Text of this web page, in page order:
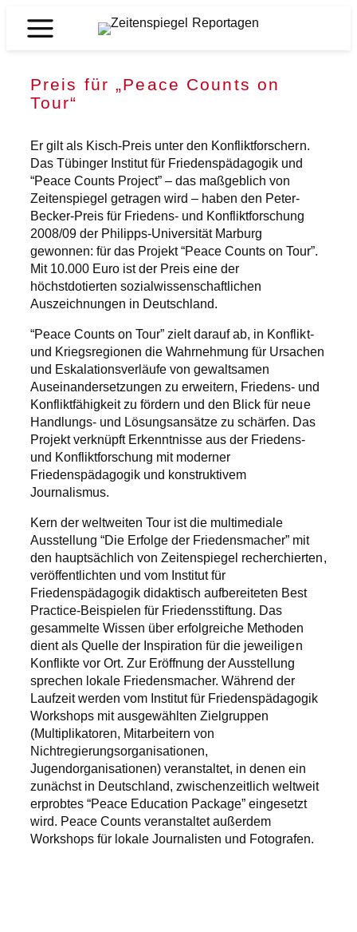
Inhalt
Zeitenspiegel
Preis für „Peace Counts on
Tour“
Er gilt als Kisch-Preis unter den Konfliktforschern.
Das Tübinger Institut für Friedenspädagogik und
“Peace Counts Project” – das maßgeblich von
Zeitenspiegel getragen wird – haben den Peter-
Becker-Preis für Friedens- und Konfliktforschung
2008/09 der Philipps-Universität Marburg
gewonnen: für das Projekt “Peace Counts on Tour”.
Mit 10.000 Euro ist der Preis eine der
höchstdotierten sozialwissenschaftlichen
Auszeichnungen in Deutschland.
“Peace Counts on Tour” zielt darauf ab, in Konflikt-
und Kriegsregionen die Wahrnehmung für Ursachen
und Eskalationsverläufe von gewaltsamen
Auseinandersetzungen zu erweitern, Friedens- und
Konfliktfähigkeit zu fördern und den Blick für neue
Handlungs- und Lösungsansätze zu schärfen. Das
Projekt verknüpft Erkenntnisse aus der Friedens-
und Konfliktforschung mit moderner
Friedenspädagogik und konstruktivem
Journalismus.
Kern der weltweiten Tour ist die multimediale
Ausstellung “Die Erfolge der Friedensmacher” mit
den hauptsächlich von Zeitenspiegel recherchierten,
veröffentlichten und vom Institut für
Friedenspädagogik didaktisch aufbereiteten Best
Practice-Beispielen für Friedensstiftung. Das
gesammelte Wissen über erfolgreiche Methoden
dient als Quelle der Inspiration für die jeweiligen
Konflikte vor Ort. Zur Eröffnung der Ausstellung
sprechen lokale Friedensmacher. Während der
Laufzeit werden vom Institut für Friedenspädagogik
Workshops mit ausgewählten Zielgruppen
(Multiplikatoren, Mitarbeitern von
Nichtregierungsorganisationen,
Jugendorganisationen) veranstaltet, in denen ein
zunächst in Deutschland, zwischenzeitlich weltweit
erprobtes “Peace Education Package” eingesetzt
wird. Peace Counts veranstaltet außerdem
Workshops für lokale Journalisten und Fotografen.